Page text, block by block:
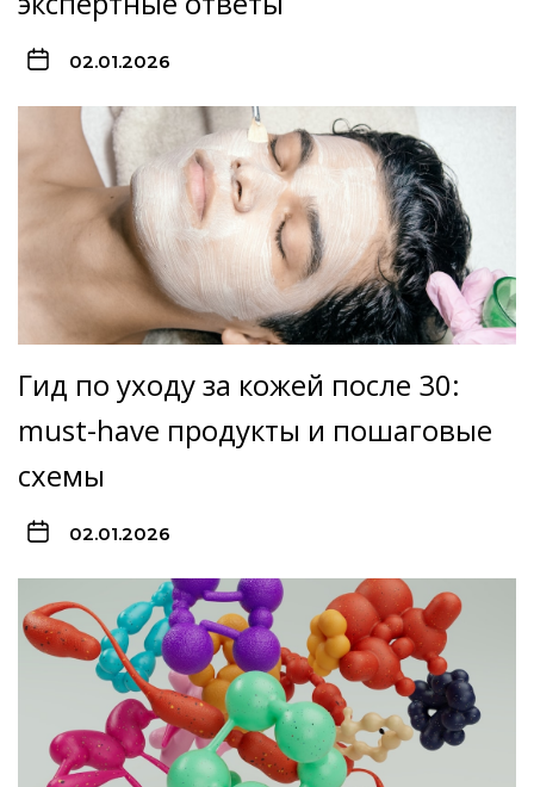
02.01.2026
Гид по уходу за кожей после 30:
must-have продукты и пошаговые
схемы
02.01.2026